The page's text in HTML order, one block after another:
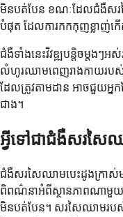
មិនបត់បែន ខណៈដែលជំងឺសរ
បំផុត ដែលការកកកុញខ្លាញ់ក
ជំងឺទាំងនេះវិវឌ្ឍបន្តិចម្តងៗ
លំហូរឈាមពេញរាងកាយរបស់
ដែលត្រូវតាមដាន អាចជួយអ្នក
ជាង។
អ្វីទៅជាជំងឺសរសៃ
ជំងឺសរសៃឈាមបេះដូងក្រាស់
ពិពណ៌នាអំពីស្ថានភាពណាមួយ
មិនបត់បែន។ សរសៃឈាមរបស់